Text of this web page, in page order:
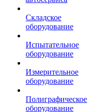
Складское
оборудование
Испытательное
оборудование
Измерительное
оборудование
Полиграфическое
оборудование